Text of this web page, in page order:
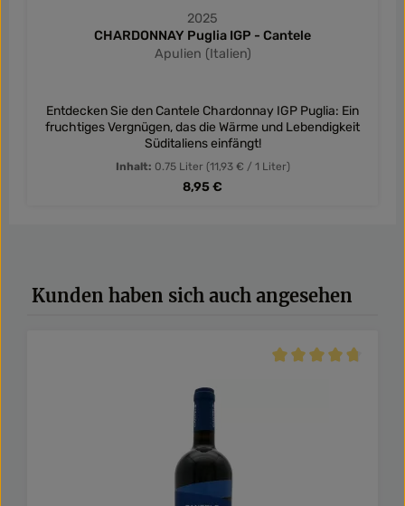
2025
CHARDONNAY Puglia IGP - Cantele
Apulien (Italien)
Entdecken Sie den Cantele Chardonnay IGP Puglia: Ein
fruchtiges Vergnügen, das die Wärme und Lebendigkeit
Süditaliens einfängt!
Inhalt: 0.75 Liter (11,93 € / 1 Liter)
Regulärer Preis:
8,95 €
Produktgalerie überspringen
Kunden haben sich auch angesehen